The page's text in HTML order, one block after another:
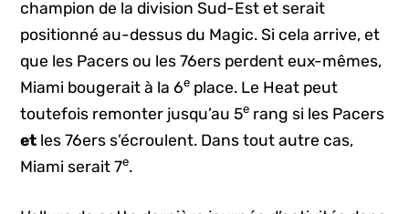
champion de la division Sud-Est et serait
positionné au-dessus du Magic. Si cela arrive, et
que les Pacers ou les 76ers perdent eux-mêmes,
Miami bougerait à la 6e place. Le Heat peut
toutefois remonter jusqu’au 5e rang si les Pacers
et les 76ers s’écroulent. Dans tout autre cas,
Miami serait 7e.